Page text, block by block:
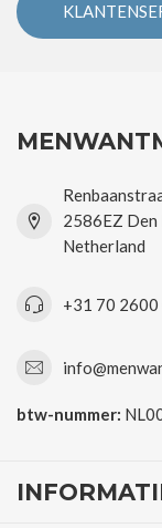
2586EZ Den
Netherland
+31 70 2600
btw-nummer: